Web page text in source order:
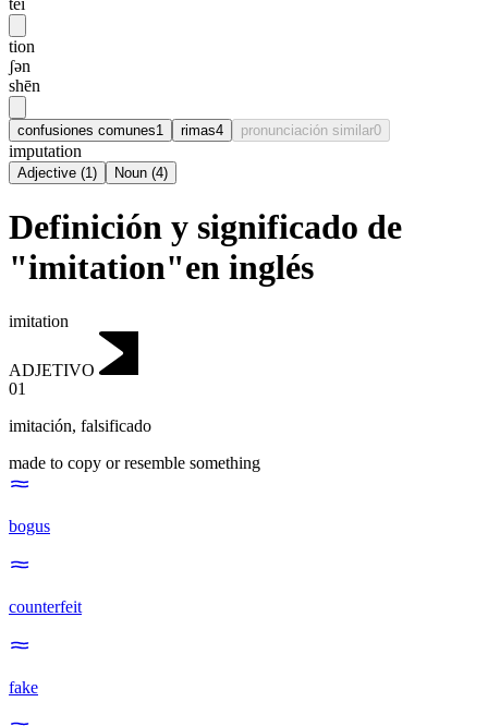
tion
ʃən
shēn
confusiones comunes1 rimas4 pronunciación similar0
imputation
Adjective (1) Noun (4)
Definición y significado de
"imitation"en inglés
imitation
ADJETIVO
01
imitación, falsificado
made to copy or resemble something
bogus
counterfeit
fake